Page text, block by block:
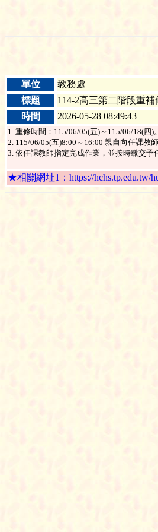
單位
教務處
標題
114-2高三第二階段重
時間
2026-05-28 08:49:43
1. 重修時間：115/06/05(五)～115/06/18(四)。
2. 115/06/05(五)8:00～16:00 親自向任課教
3. 依任課教師指定完成作業，並按時繳交予
★相關網址1：https://hchs.tp.edu.tw/